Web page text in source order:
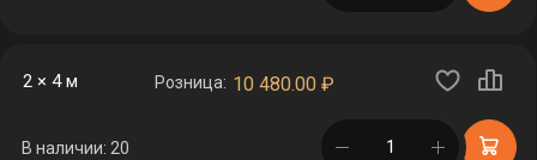
2 × 4 м Розница: 10 480.00 ₽
В наличии: 20 в корзине